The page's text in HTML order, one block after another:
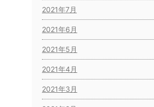
2021年7月
2021年6月
2021年5月
2021年4月
2021年3月